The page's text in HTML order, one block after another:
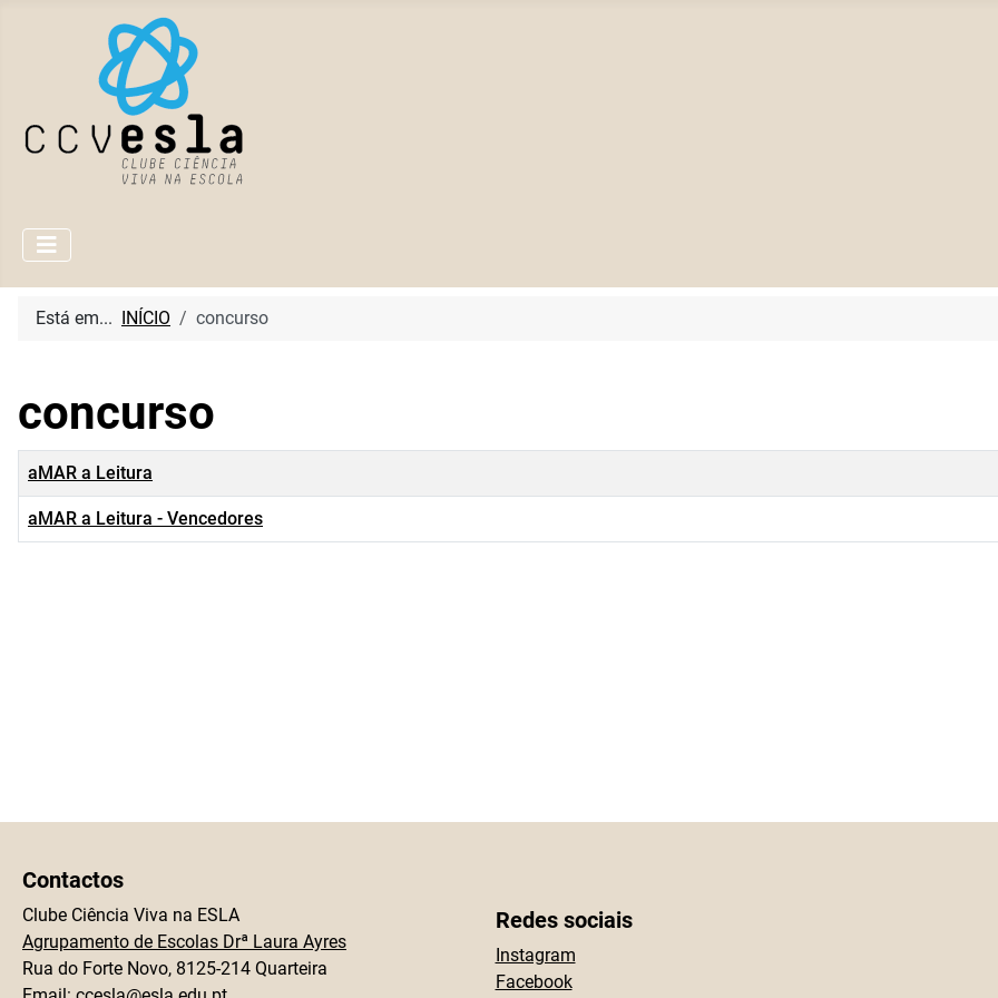
Está em... INÍCIO concurso
concurso
Título
aMAR a Leitura
aMAR a Leitura - Vencedores
Contactos
Clube Ciência Viva na ESLA
Agrupamento de Escolas Drª Laura Ayres
Rua do Forte Novo, 8125-214 Quarteira
Redes sociais
Instagram
Facebook